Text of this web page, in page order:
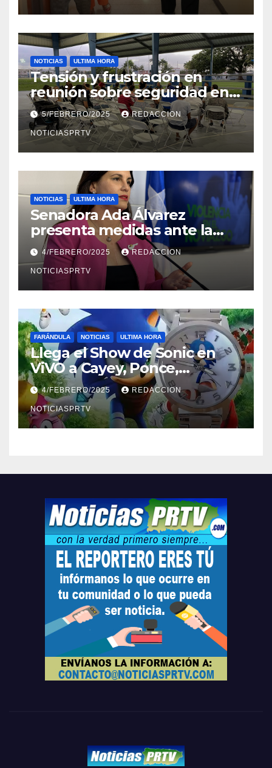
NOTICIAS ULTIMA HORA
Tensión y frustración en
reunión sobre seguridad en
Reparto Metropolitano
5/FEBRERO/2025 REDACCION
NOTICIASPRTV
NOTICIAS ULTIMA HORA
Senadora Ada Álvarez
presenta medidas ante la
violencia en el noviazgo
4/FEBRERO/2025 REDACCION
NOTICIASPRTV
FARÁNDULA NOTICIAS ULTIMA HORA
Llega el Show de Sonic en
ViVO a Cayey, Ponce,
Barceloneta y Humacao,
Relojes gratis para el que
compre ahora….
4/FEBRERO/2025 REDACCION
NOTICIASPRTV